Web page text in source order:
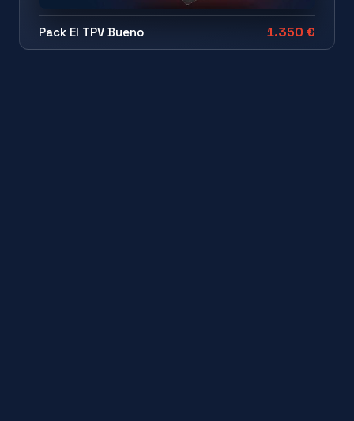
Pack El TPV Bueno 1.350 €